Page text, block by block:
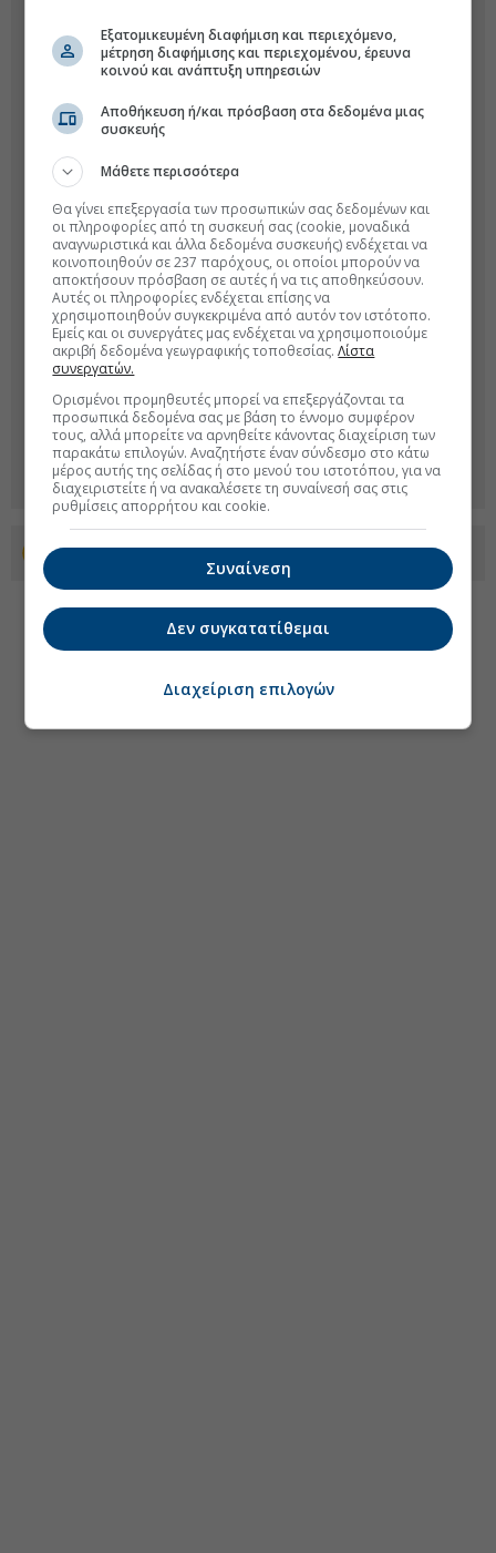
Προσθέστε το euro2day.gr στο Discover
Εξατομικευμένη διαφήμιση και περιεχόμενο,
μέτρηση διαφήμισης και περιεχομένου, έρευνα
κοινού και ανάπτυξη υπηρεσιών
Αποθήκευση ή/και πρόσβαση στα δεδομένα μιας
συσκευής
Μάθετε περισσότερα
Θα γίνει επεξεργασία των προσωπικών σας δεδομένων και
οι πληροφορίες από τη συσκευή σας (cookie, μοναδικά
αναγνωριστικά και άλλα δεδομένα συσκευής) ενδέχεται να
κοινοποιηθούν σε 237 παρόχους, οι οποίοι μπορούν να
αποκτήσουν πρόσβαση σε αυτές ή να τις αποθηκεύσουν.
Αυτές οι πληροφορίες ενδέχεται επίσης να
χρησιμοποιηθούν συγκεκριμένα από αυτόν τον ιστότοπο.
Εμείς και οι συνεργάτες μας ενδέχεται να χρησιμοποιούμε
ακριβή δεδομένα γεωγραφικής τοποθεσίας.Λίστα
συνεργατών.
Ορισμένοι προμηθευτές μπορεί να επεξεργάζονται τα
προσωπικά δεδομένα σας με βάση το έννομο συμφέρον
τους, αλλά μπορείτε να αρνηθείτε κάνοντας διαχείριση των
παρακάτω επιλογών. Αναζητήστε έναν σύνδεσμο στο κάτω
μέρος αυτής της σελίδας ή στο μενού του ιστοτόπου, για να
διαχειριστείτε ή να ανακαλέσετε τη συναίνεσή σας στις
ρυθμίσεις απορρήτου και cookie.
Συναίνεση
Δεν συγκατατίθεμαι
Διαχείριση επιλογών